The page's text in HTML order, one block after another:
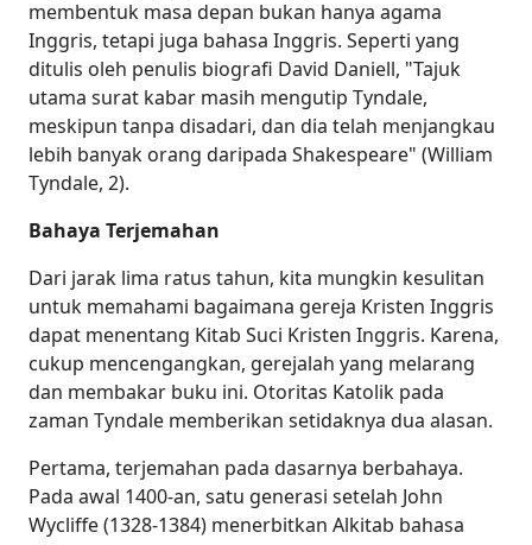
membentuk masa depan bukan hanya agama
Inggris, tetapi juga bahasa Inggris. Seperti yang
ditulis oleh penulis biografi David Daniell, "Tajuk
utama surat kabar masih mengutip Tyndale,
meskipun tanpa disadari, dan dia telah menjangkau
lebih banyak orang daripada Shakespeare" (William
Tyndale, 2).
Bahaya Terjemahan
Dari jarak lima ratus tahun, kita mungkin kesulitan
untuk memahami bagaimana gereja Kristen Inggris
dapat menentang Kitab Suci Kristen Inggris. Karena,
cukup mencengangkan, gerejalah yang melarang
dan membakar buku ini. Otoritas Katolik pada
zaman Tyndale memberikan setidaknya dua alasan.
Pertama, terjemahan pada dasarnya berbahaya.
Pada awal 1400-an, satu generasi setelah John
Wycliffe (1328-1384) menerbitkan Alkitab bahasa